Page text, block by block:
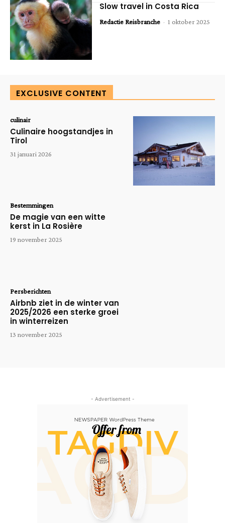
Slow travel in Costa Rica
Redactie Reisbranche - 1 oktober 2025
EXCLUSIVE CONTENT
culinair
Culinaire hoogstandjes in
Tirol
31 januari 2026
Bestemmingen
De magie van een witte
kerst in La Rosière
19 november 2025
Persberichten
Airbnb ziet in de winter van
2025/2026 een sterke groei
in winterreizen
13 november 2025
- Advertisement -